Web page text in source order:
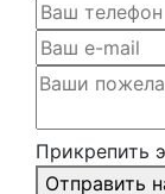
Прикрепить
Отправить